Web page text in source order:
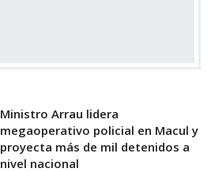
Ministro Arrau lidera
megaoperativo policial en Macul y
proyecta más de mil detenidos a
nivel nacional